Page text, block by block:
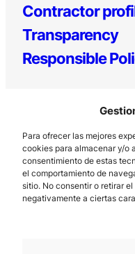
Para ofrecer las mejores
cookies para almacenar y/o
consentimiento de estas
el comportamiento de
sitio. No consentir o retirar
negativamente a ciertas
Contractor
Transparency
Responsible
Los Prados, 121 – 33203
985 185 577 –